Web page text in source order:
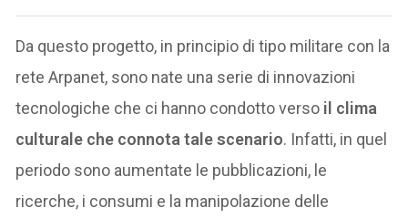
Da questo progetto, in principio di tipo militare con la
rete Arpanet, sono nate una serie di innovazioni
tecnologiche che ci hanno condotto verso il clima
culturale che connota tale scenario. Infatti, in quel
periodo sono aumentate le pubblicazioni, le
ricerche, i consumi e la manipolazione delle